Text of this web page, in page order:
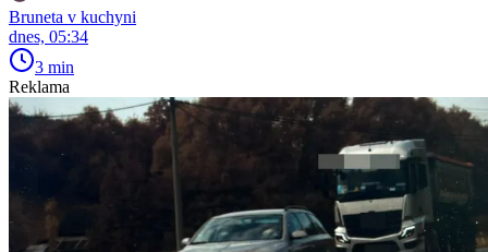
Bruneta v kuchyni
dnes, 05:34
3 min
Reklama